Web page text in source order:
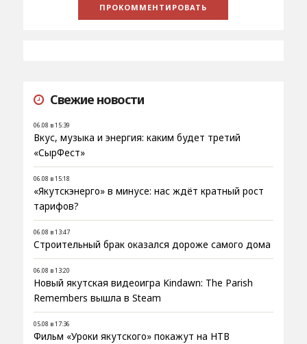
Свежие новости
06.08 в 15:39
Вкус, музыка и энергия: каким будет третий
«СырФест»
06.08 в 15:18
«Якутскэнерго» в минусе: нас ждёт кратный рост
тарифов?
06.08 в 13:47
Строительный брак оказался дороже самого дома
06.08 в 13:20
Новый якутская видеоигра Kindawn: The Parish
Remembers вышла в Steam
05.08 в 17:36
Фильм «Уроки якутского» покажут на НТВ